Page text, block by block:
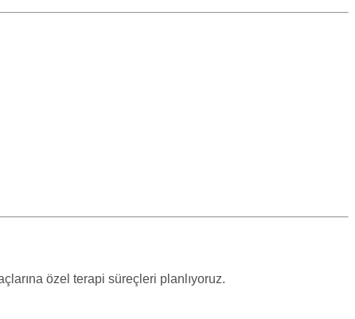
özel terapi süreçleri planlıyoruz.